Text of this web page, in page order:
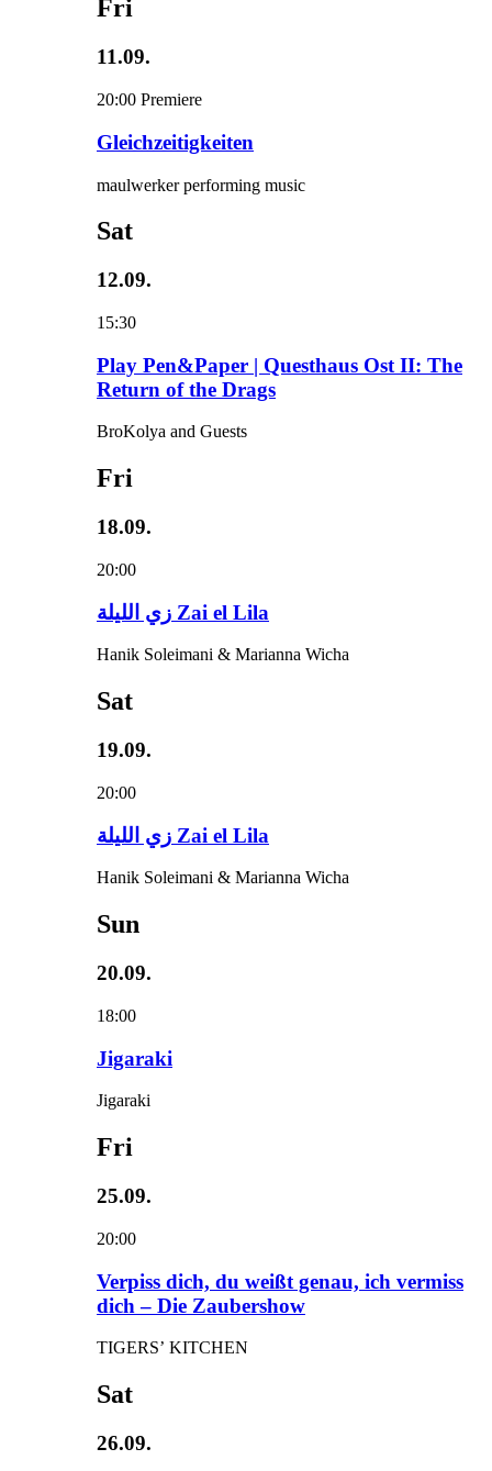
Fri
11.09.
20:00 Premiere
Gleichzeitigkeiten
maulwerker performing music
Sat
12.09.
15:30
Play Pen&Paper | Questhaus Ost II: The
Return of the Drags
BroKolya and Guests
Fri
18.09.
20:00
زي‌ اللیلة Zai el Lila
Hanik Soleimani & Marianna Wicha
Sat
19.09.
20:00
زي‌ اللیلة Zai el Lila
Hanik Soleimani & Marianna Wicha
Sun
20.09.
18:00
Jigaraki
Jigaraki
Fri
25.09.
20:00
Verpiss dich, du weißt genau, ich vermiss
dich – Die Zaubershow
TIGERS’ KITCHEN
Sat
26.09.